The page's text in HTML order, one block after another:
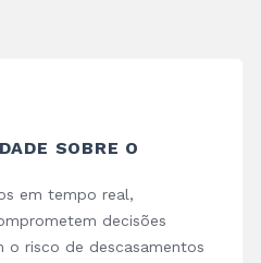
SOBRE O
em tempo real,
decisões
o risco de descasamentos